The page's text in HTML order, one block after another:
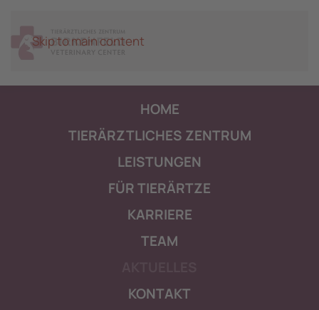
Skip to main content
HOME
TIERÄRZTLICHES ZENTRUM
LEISTUNGEN
FÜR TIERÄRTZE
KARRIERE
TEAM
KONTAKT